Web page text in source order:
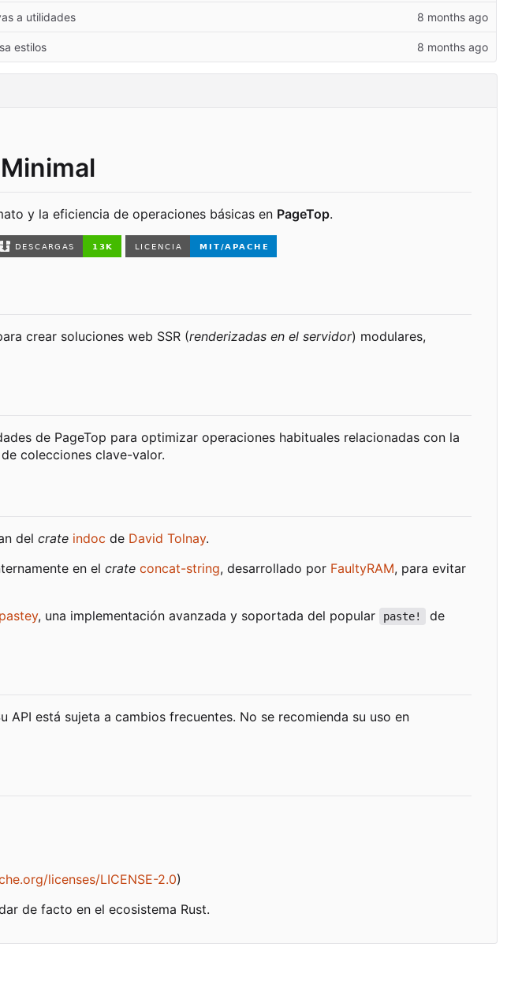
a utilidades
estilos
y la eficiencia de operaciones básicas en PageTop.
crear soluciones web SSR (renderizadas en el servidor) modulares,
de PageTop para optimizar operaciones habituales relacionadas con la
colecciones clave-valor.
del crate indoc de David Tolnay.
en el crate concat-string, desarrollado por FaultyRAM, para evitar
pastey, una implementación avanzada y soportada del popular paste!
de
API está sujeta a cambios frecuentes. No se recomienda su uso en
licenses/LICENSE-2.0)
de facto en el ecosistema Rust.